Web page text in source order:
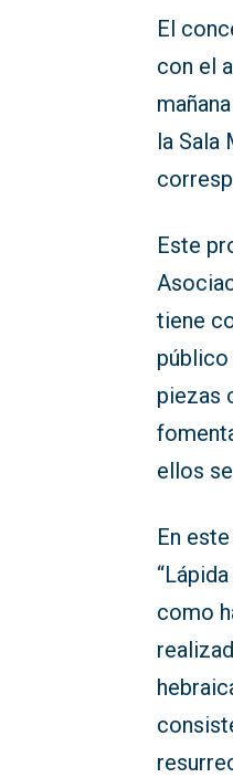
El
con el
la Sala
Este
tiene
público
piezas
ellos
En
como